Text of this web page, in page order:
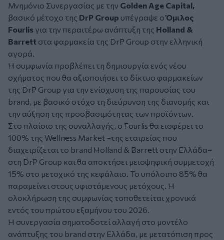
Μνημόνιο Συνεργασίας με την Golden Age Capital,
βασικό μέτοχο της DrP Group υπέγραψε οΌμιλος
Fourlis για την περαιτέρω ανάπτυξη της Holland &
Barrett στα φαρμακεία της DrP Group στην ελληνική
αγορά.
Η συμφωνία προβλέπει τη δημιουργία ενός νέου
σχήματος που θα αξιοποιήσει το δίκτυο φαρμακείων
της DrP Group για την ενίσχυση της παρουσίας του
brand, με βασικό στόχο τη διεύρυνση της διανομής και
την αύξηση της προσβασιμότητας των προϊόντων.
Στο πλαίσιο της συναλλαγής, ο Fourlis θα εισφέρει το
100% της Wellness Market –της εταιρείας που
διαχειρίζεται το brand Holland & Barrett στην Ελλάδα–
στη DrP Group και θα αποκτήσει μειοψηφική συμμετοχή
15% στο μετοχικό της κεφάλαιο. Το υπόλοιπο 85% θα
παραμείνει στους υφιστάμενους μετόχους. Η
ολοκλήρωση της συμφωνίας τοποθετείται χρονικά
εντός του πρώτου εξαμήνου του 2026.
Η συνεργασία σηματοδοτεί αλλαγή στο μοντέλο
ανάπτυξης του brand στην Ελλάδα, με μετατόπιση προς